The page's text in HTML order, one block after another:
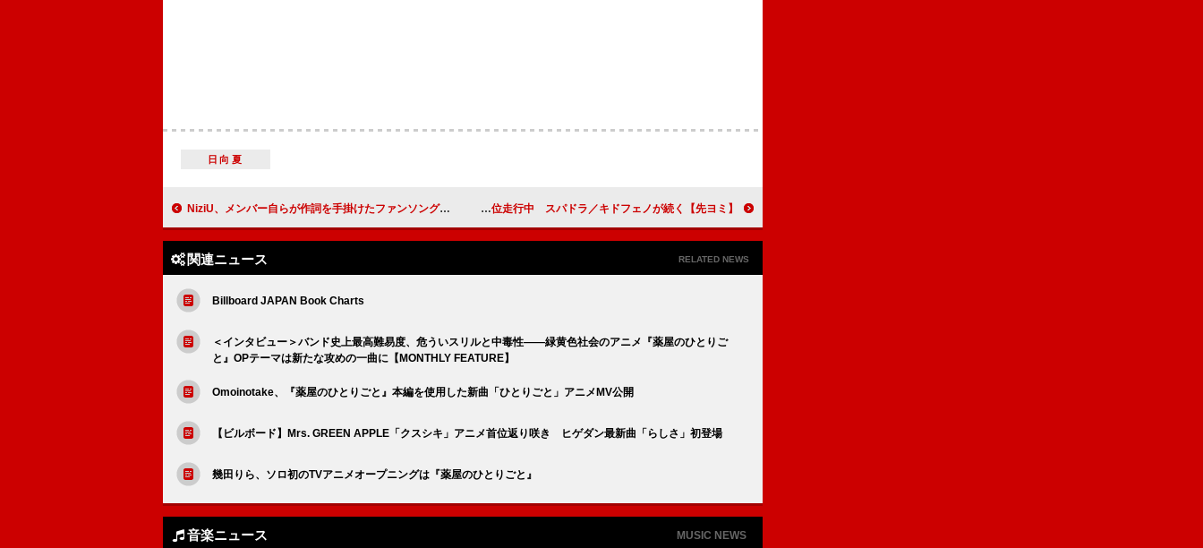
日向夏
NiziU、メンバー自らが作詞を手掛けたファンソング「Light it Up」のパフォーマンス映像公開 【先ヨミ】モーニング娘。'25『てか HAPPYのHAPPY！/私のラミンタッチオーネ（Lamentazione）』9.9万枚でシングル首位走行中 スパドラ／キドフェノが続く
関連ニュース RELATED NEWS
Billboard JAPAN Book Charts
＜インタビュー＞バンド史上最高難易度、危ういスリルと中毒性――緑黄色社会のアニメ『薬屋のひとりご
と』OPテーマは新たな攻めの一曲に【MONTHLY FEATURE】
Omoinotake、『薬屋のひとりごと』本編を使用した新曲「ひとりごと」アニメMV公開
【ビルボード】Mrs. GREEN APPLE「クスシキ」アニメ首位返り咲き ヒゲダン最新曲「らしさ」初登場
幾田りら、ソロ初のTVアニメオープニングは『薬屋のひとりごと』
音楽ニュース MUSIC NEWS